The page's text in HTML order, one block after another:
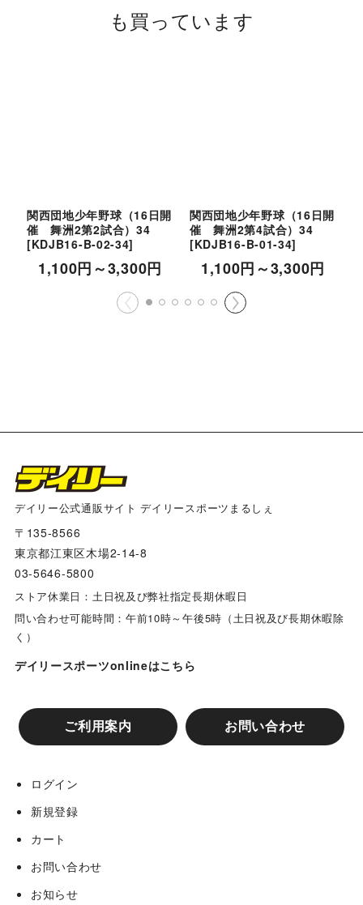
も買っています
関西団地少年野球（16日開
催 舞洲2第2試合）34
[KDJB16-B-02-34]
1,100円～3,300円
関西団地少年野球（16日開
催 舞洲2第4試合）34
[KDJB16-B-01-34]
1,100円～3,300円
デイリー公式通販サイト デイリースポーツまるしぇ
〒135-8566
東京都江東区木場2-14-8
03-5646-5800
ストア休業日：土日祝及び弊社指定長期休暇日
問い合わせ可能時間：午前10時～午後5時（土日祝及び長期休暇除
く）
デイリースポーツonlineはこちら
ご利用案内 お問い合わせ
ログイン
新規登録
カート
お問い合わせ
お知らせ